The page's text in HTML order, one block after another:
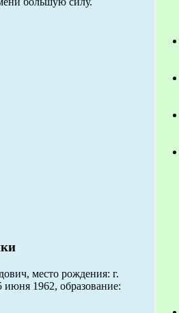
место рождения: г.
1962, образование: